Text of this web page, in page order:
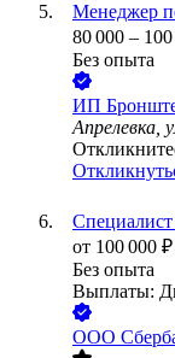
Менеджер
80 000 –
Без опыта
ИП
Апрелевка,
от 100 000 ₽
Без опыта
Выплаты:
ООО